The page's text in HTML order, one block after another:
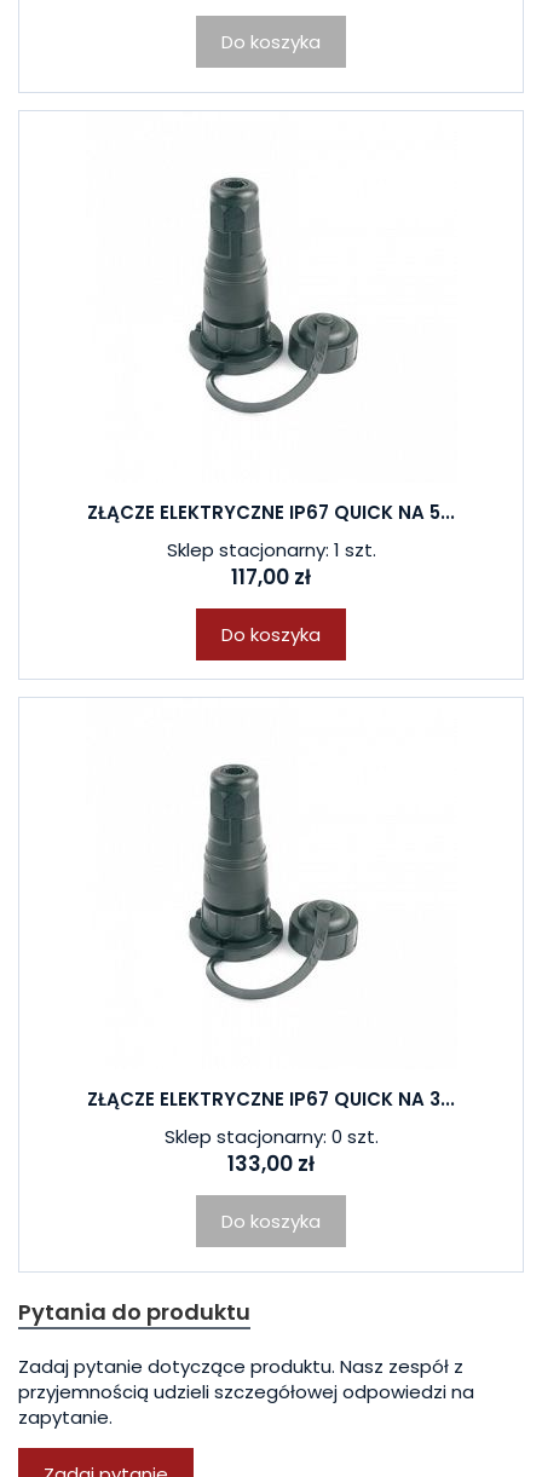
Do koszyka
ZŁĄCZE ELEKTRYCZNE IP67 QUICK NA 5...
Sklep stacjonarny: 1 szt.
117,00 zł
Do koszyka
ZŁĄCZE ELEKTRYCZNE IP67 QUICK NA 3...
Sklep stacjonarny: 0 szt.
133,00 zł
Do koszyka
Pytania do produktu
Zadaj pytanie dotyczące produktu. Nasz zespół z
przyjemnością udzieli szczegółowej odpowiedzi na
zapytanie.